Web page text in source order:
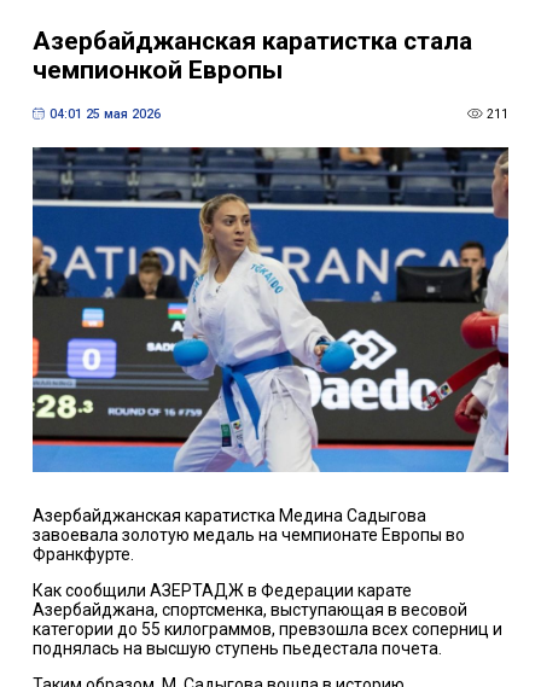
Азербайджанская каратистка стала
чемпионкой Европы
04:01 25 мая 2026 211
Азербайджанская каратистка Медина Садыгова
завоевала золотую медаль на чемпионате Европы во
Франкфурте.
Как сообщили АЗЕРТАДЖ в Федерации карате
Азербайджана, спортсменка, выступающая в весовой
категории до 55 килограммов, превзошла всех соперниц и
поднялась на высшую ступень пьедестала почета.